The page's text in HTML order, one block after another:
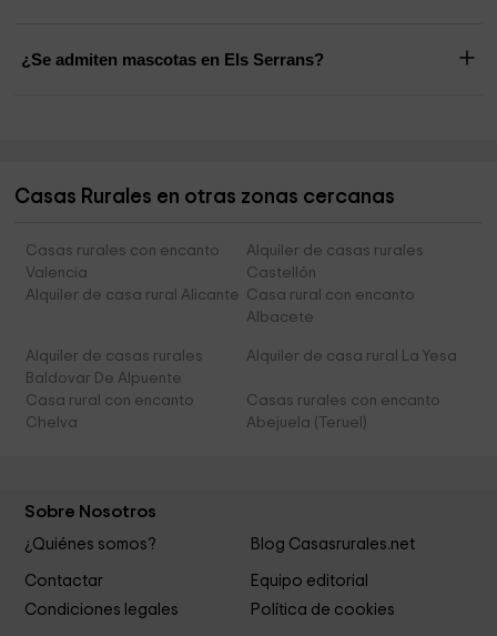
¿Se admiten mascotas en Els Serrans?
Casas Rurales en otras zonas cercanas
Casas rurales con encanto
Valencia
Alquiler de casas rurales
Castellón
Alquiler de casa rural Alicante Casa rural con encanto
Albacete
Alquiler de casas rurales
Baldovar De Alpuente
Alquiler de casa rural La Yesa
Casa rural con encanto
Chelva
Casas rurales con encanto
Abejuela (Teruel)
Sobre Nosotros
¿Quiénes somos? Blog Casasrurales.net
Contactar
Equipo editorial
Condiciones legales
Política de cookies